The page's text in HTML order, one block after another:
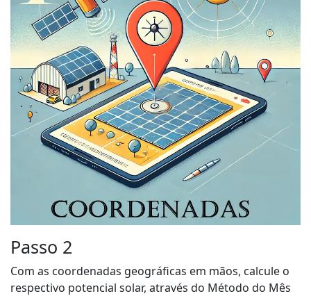
Passo 2
Com as coordenadas geográficas em mãos, calcule o
respectivo potencial solar, através do Método do Mês